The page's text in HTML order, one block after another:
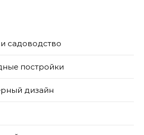
садоводство
постройки
дизайн